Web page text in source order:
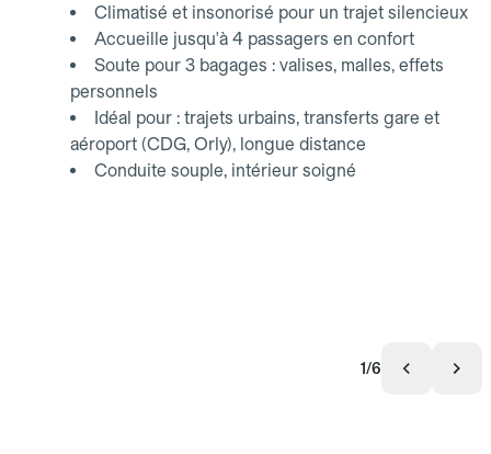
Climatisé et insonorisé pour un trajet silencieux
Accueille jusqu'à 4 passagers en confort
Soute pour 3 bagages : valises, malles, effets
personnels
Idéal pour : trajets urbains, transferts gare et
aéroport (CDG, Orly), longue distance
Conduite souple, intérieur soigné
1/6